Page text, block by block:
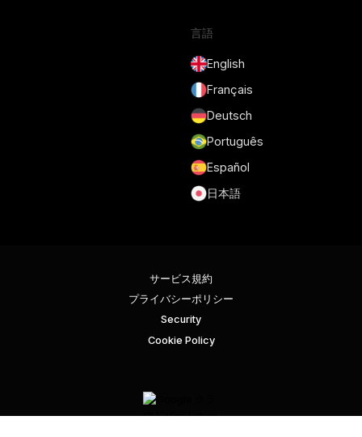
言語
English
Français
Deutsch
Português
Español
日本語
サービス規約
プライバシーポリシー
Security
Cookie Policy